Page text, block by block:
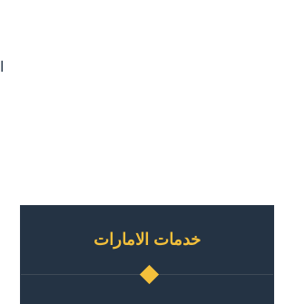
خدمات الامارات